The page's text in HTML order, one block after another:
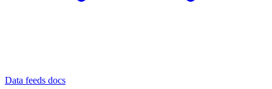
Data feeds docs